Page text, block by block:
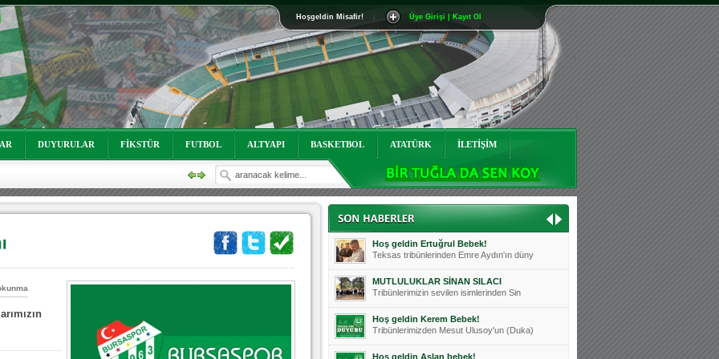
Hoşgeldin Misafir! Üye Girişi | Kayıt Ol
DUYURULAR FİKSTÜR FUTBOL ALTYAPI BASKETBOL ATATÜRK İLETİŞİM
Mutluluklar Ceyhun Tetik
Teksas tribünlerinin sevilen isimlerinde
Bursasporumuzun önü açılsın is
Teksaslı Bursasporlular Derneği Başkanı
Hoş geldin Alaz Bebek!
Teksas.org sistem yöneticisi, ekibimizin
Hoş geldin Göktuğ Bebek!
Teksas.org ekibimizden ve tribünlerimizi
Hoş geldin Kadir Kağan Bebek!
Teksas tribünlerinden Basri İleri'nin dü
Hoş geldin Ertuğrul Bebek!
Teksas tribünlerinden Emre Aydın'ın düny
MUTLULUKLAR SİNAN SILACI
Tribünlerimizin sevilen isimlerinden Sin
Hoş geldin Kerem Bebek!
Tribünlerimizden Mesut Ulusoy'un (Duka)
Hoş geldin Aslan bebek!